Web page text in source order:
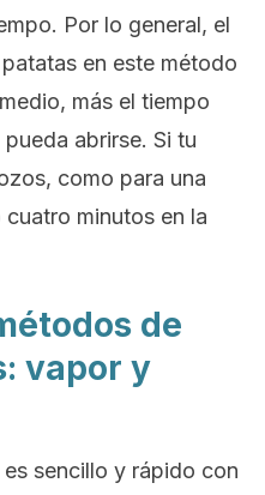
Por lo general, el
en este método
más el tiempo
abrirse. Si tu
como para una
cuatro minutos en la
de
vapor y
sencillo y rápido con